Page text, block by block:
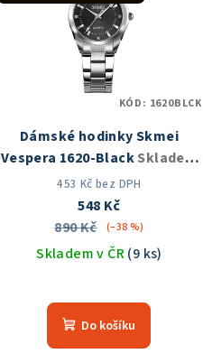
Dámské hodinky Skmei
Vespera 1620-BlackSkladem
v ČR
453 Kč bez DPH
548 Kč
890 Kč
(–38 %)
Skladem v ČR(9 ks)
hodnocení
produktu
je
Do košíku
KÓD: 1620BLCK